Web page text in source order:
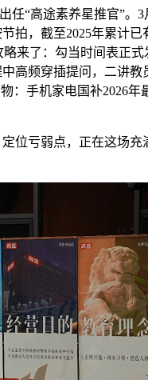
“高途素养星推官”。
，截至2025年累计
来了：勾当时间表正
高频穿插提问，二讲
手机家电国补2026
亏弱点，正在这场充